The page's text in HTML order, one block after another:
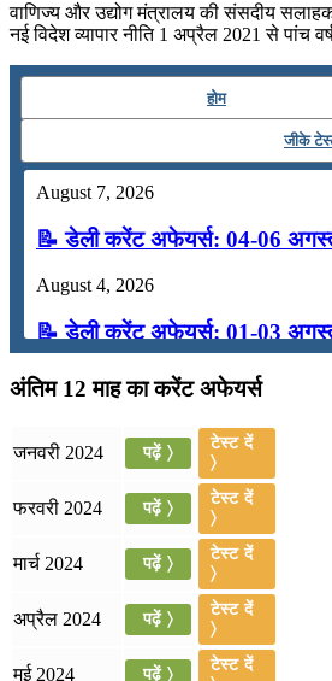
वाणिज्‍य और उद्योग मंत्रालय की संसदीय
नई विदेश व्‍यापार नीति 1 अप्रैल 2021 से पांच
होम
जीके
August 7, 2026
📝 डेली करेंट अफेयर्स: 04-06
August 4, 2026
📝 डेली करेंट अफेयर्स: 01-03
July 31, 2026
📝 डेली करेंट अफेयर्स: 28-31 जुलाई
July 28, 2026
📝 डेली करेंट अफेयर्स: 25-27 जुलाई
July 25, 2026
📝 डेली करेंट अफेयर्स: 22-24 जुलाई
July 22, 2026
अंतिम 12 माह का करेंट अफेयर्स
जनवरी 2024 पढ़ें 〉
टेस्ट दें
〉
फरवरी 2024 पढ़ें 〉
टेस्ट दें
〉
मार्च 2024 पढ़ें 〉
टेस्ट दें
〉
अप्रैल 2024 पढ़ें 〉
टेस्ट दें
〉
मई 2024 पढ़ें 〉
टेस्ट दें